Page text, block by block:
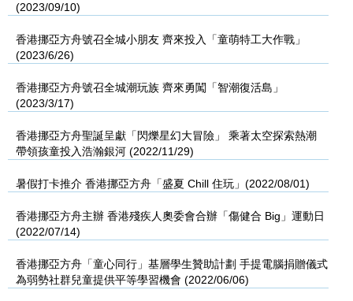
(2023/09/10)
香港挪亞方舟號召全城小朋友 齊來投入「童萌特工大作戰」
(2023/6/26)
香港挪亞方舟號召全城潮玩族 齊來勇闖「智潮復活島」
(2023/3/17)
香港挪亞方舟聖誕呈獻「閃爍星幻大冒險」 乘著太空探索熱潮
帶領孩童投入浩瀚銀河 (2022/11/29)
暑假打卡推介 香港挪亞方舟「盛夏 Chill 住玩」(2022/08/01)
香港挪亞方舟主辦 香港殘疾人奧委會合辦「傷健合 Big」運動日
(2022/07/14)
香港挪亞方舟「童心同行」基層學生贊助計劃 手提電腦捐贈儀式
為弱勢社群兒童提供平等學習機會 (2022/06/06)